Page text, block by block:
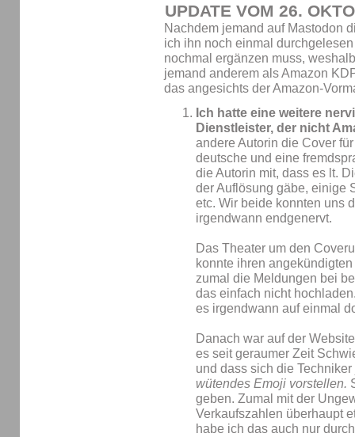
UPDATE VOM 26.
Nachdem jemand auf Mastodon
ich ihn noch einmal
nochmal ergänzen muss,
jemand anderem als Amazon
das angesichts der Amazon-
Ich hatte eine weitere
Dienstleister, der nicht
andere Autorin die Cover
deutsche und eine
die Autorin mit, dass es lt.
der Auflösung gäbe, einige
etc. Wir beide konnten uns
irgendwann endgenervt.
Das Theater um den
konnte ihren
zumal die Meldungen bei
das einfach nicht
es irgendwann auf einmal
Danach war auf der
es seit geraumer Zeit
und dass sich die
wütendes Emoji vorstellen.
geben. Zumal mit der
Verkaufszahlen überhaupt
habe ich das auch nur